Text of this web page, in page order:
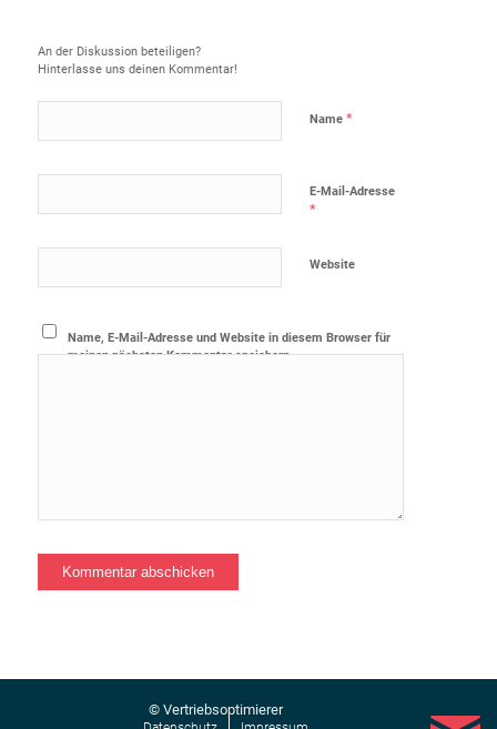
An der Diskussion beteiligen?
Hinterlasse uns deinen Kommentar!
Name *
E-Mail-Adresse
*
Website
Name, E-Mail-Adresse und Website in diesem Browser für
meinen nächsten Kommentar speichern.
© Vertriebsoptimierer